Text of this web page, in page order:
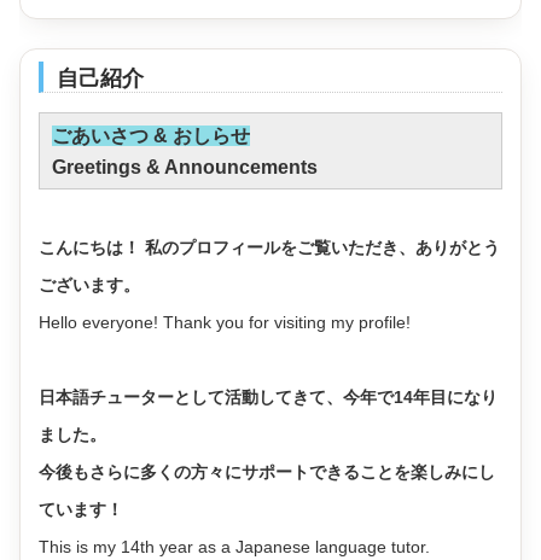
自己紹介
ごあいさつ & おしらせ
Greetings & Announcements
こんにちは！ 私のプロフィールをご覧いただき、ありがとう
ございます。
Hello everyone! Thank you for visiting my profile!
日本語チューターとして活動してきて、今年で14年目になり
ました。
今後もさらに多くの方々にサポートできることを楽しみにし
ています！
This is my 14th year as a Japanese language tutor.